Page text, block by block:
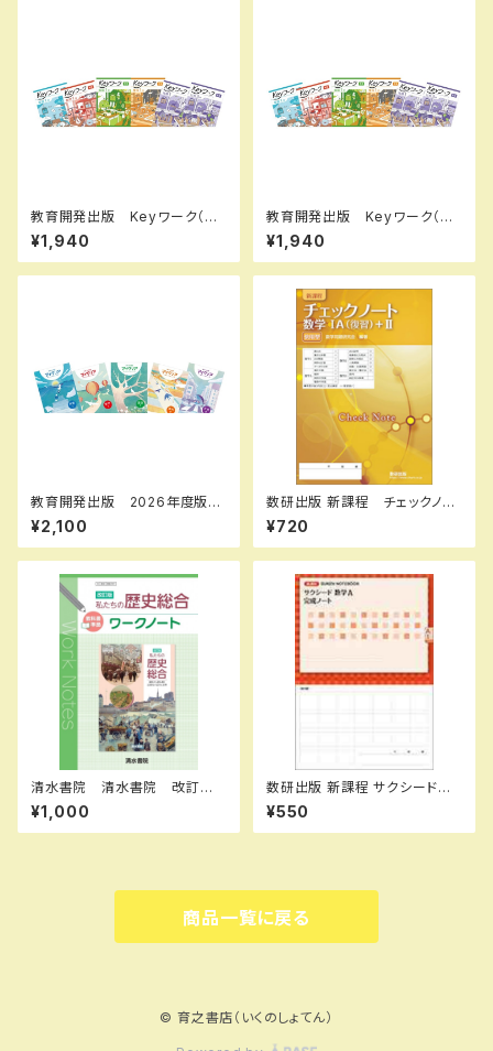
教育開発出版 Keyワーク（キ
ーワーク） 数学 中1～3（ご
選択ください） 2026年度版
新品完全セット
¥1,940
教育開発出版 Keyワーク（キ
ーワーク） 理科 中1～3（ご
選択ください） 2026年度版
新品完全セット
¥1,940
教育開発出版 2026年度版
マイクリア数学 中1～3 各学
年（選択ください） 問題集本体
と別冊解答つき 新品完全セッ
¥2,100
数研出版 新課程 チェックノー
ト 数学IA(復習)+II 傍用型
新品 問題集本体のみ 別冊
解答なし ISBN：978441022
82 SKU：001092809
¥720
清水書院 清水書院 改訂版
私たちの歴史総合 ワークノー
ト 歴総035-901 教科書準
拠 新品 問題集本体と別冊
9610630 ISBN-10：438911
¥1,000
数研出版 新課程 サクシード数
学A 完成ノート 図形の性質
新品 問題集本体のみ 別冊
解答なし ISBN：978441072
¥550
商品一覧に戻る
© 育之書店（いくのしょてん）